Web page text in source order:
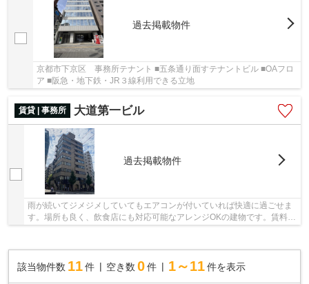
過去掲載物件
京都市下京区 事務所テナント ■五条通り面すテナントビル ■OAフロ
ア ■阪急・地下鉄・JR３線利用できる立地
賃貸 | 事務所 大道第一ビル
過去掲載物件
雨が続いてジメジメしていてもエアコンが付いていれば快適に過ごせま
す。場所も良く、飲食店にも対応可能なアレンジOKの建物です。賃料は
該当物件数 11件 空き数 0 件 1～11 件を表示